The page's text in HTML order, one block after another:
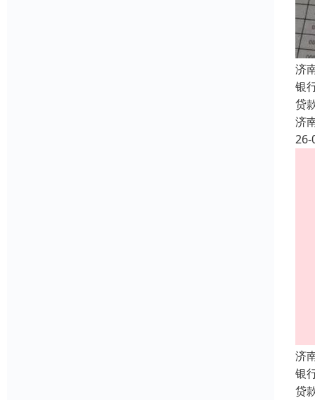
济
银
贷
济
26-
济
银
贷